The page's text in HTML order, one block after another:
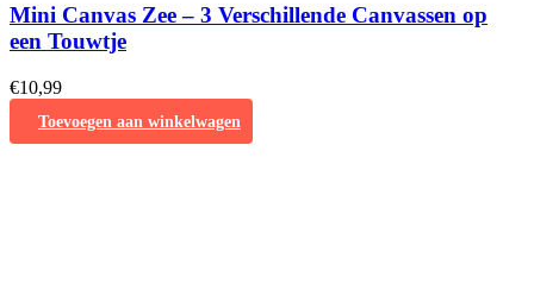
Mini Canvas Zee – 3 Verschillende Canvassen op
een Touwtje
€10,99
Toevoegen aan winkelwagen